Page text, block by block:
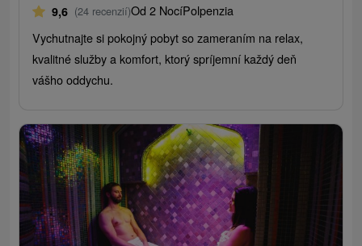
9,6 (24 recenzií)Od 2 NocíPolpenzia
Vychutnajte si pokojný pobyt so zameraním na relax,
kvalitné služby a komfort, ktorý spríjemní každý deň
vášho oddychu.